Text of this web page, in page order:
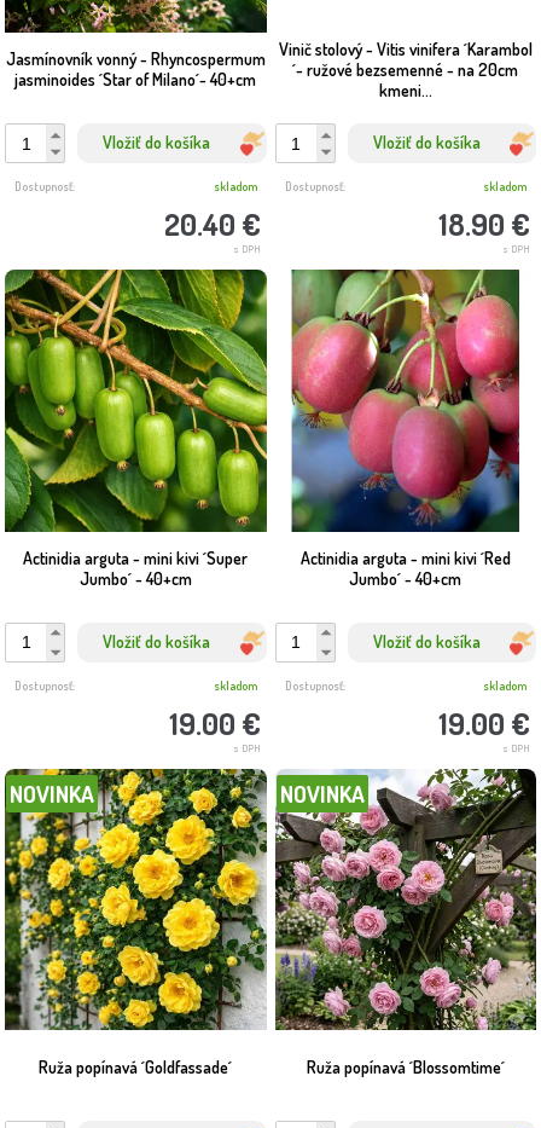
Jasmínovník vonný - Rhyncospermum
jasminoides ´Star of Milano´- 40+cm
Vložiť do košíka
20.40 €
s DPH
Dostupnosť: skladom
Vinič stolový - Vitis vinifera ´Karambol
´- ružové bezsemenné - na 20cm
kmeni...
Vložiť do košíka
18.90 €
s DPH
Dostupnosť: skladom
Actinidia arguta - mini kivi ´Super
Jumbo´ - 40+cm
Vložiť do košíka
19.00 €
s DPH
Dostupnosť: skladom
Actinidia arguta - mini kivi ´Red
Jumbo´ - 40+cm
Vložiť do košíka
19.00 €
s DPH
Dostupnosť: skladom
Ruža popínavá ´Goldfassade´
NOVINKA
Ruža popínavá ´Blossomtime´
NOVINKA